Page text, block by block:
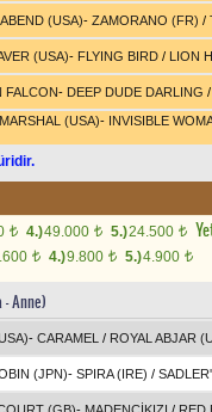
(USA)- ZAMORANO (FR) /
(USA)- FLYING BIRD / LION
FALCON- DEEP DUDE DARLING
(USA)- INVISIBLE
t 4.)49.000 t 5.)24.500 t
t 4.)9.800 t 5.)4.900 t
Anne)
- CARAMEL / ROYAL ABJAR
(JPN)- SPIRA (IRE) /